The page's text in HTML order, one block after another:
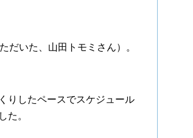
だいた、山田トモミさん）。
りしたペースでスケジュール
た。